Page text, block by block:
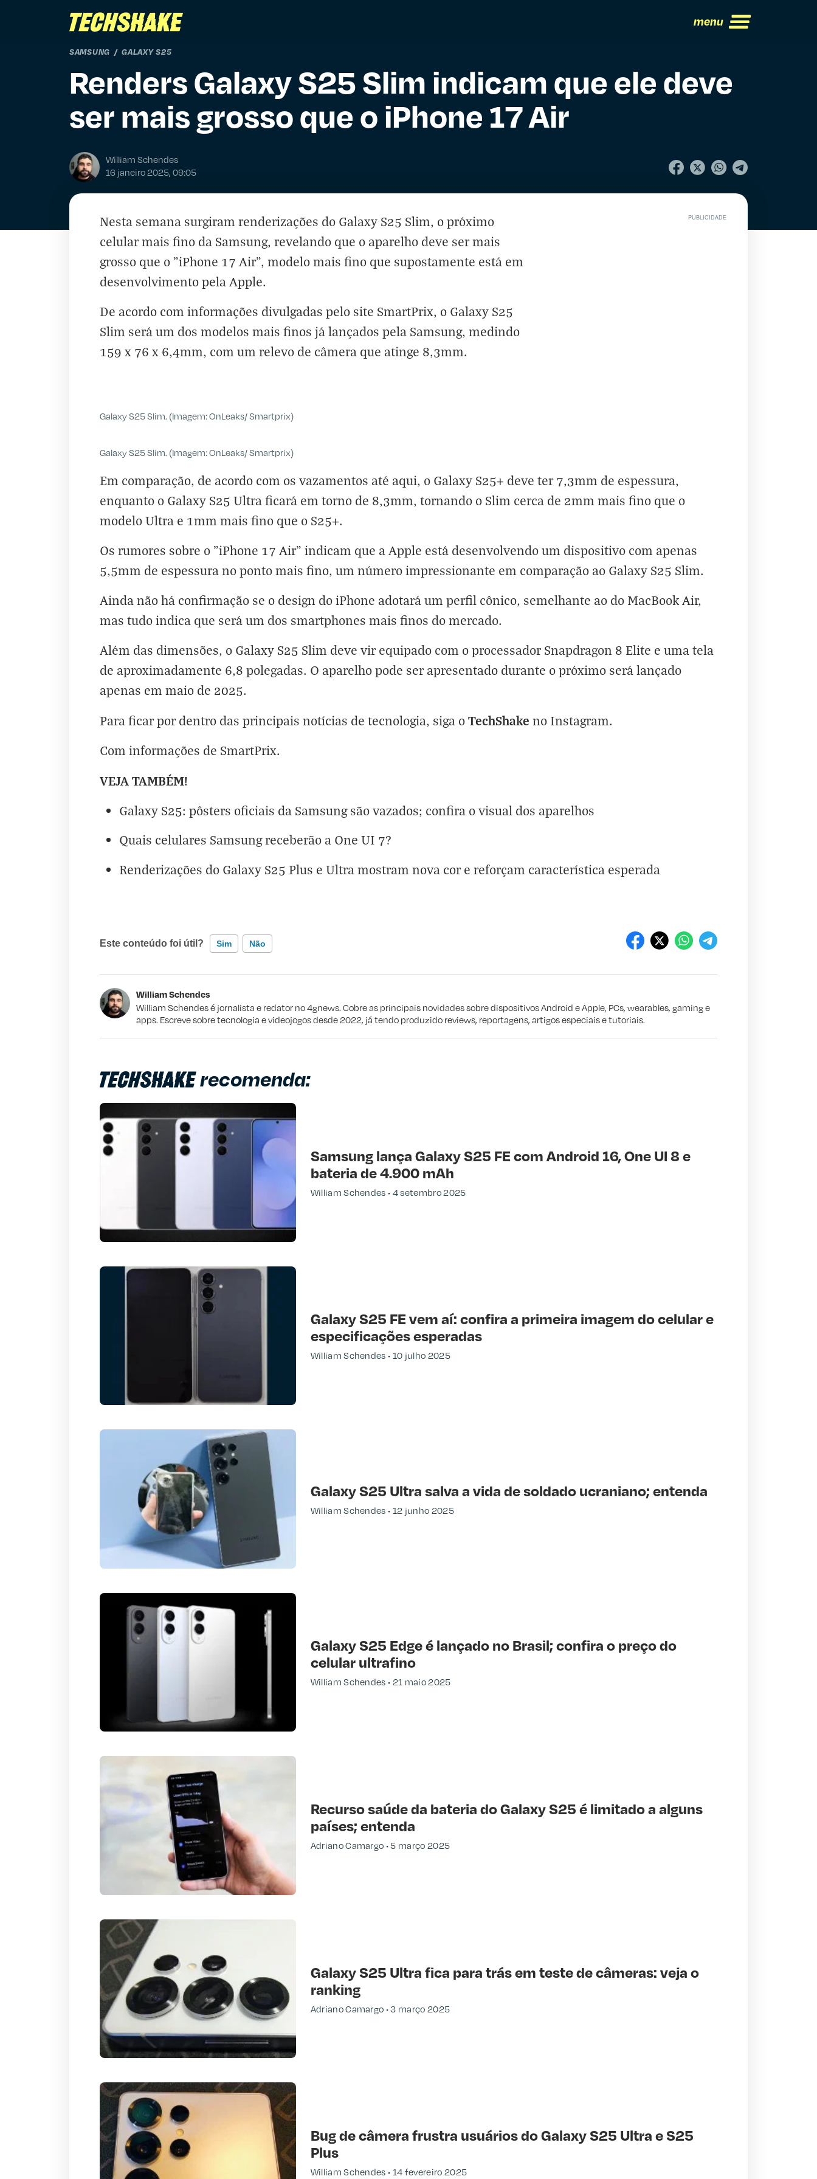
menu
SAMSUNG GALAXY S25
Renders Galaxy S25 Slim indicam que ele deve
ser mais grosso que o iPhone 17 Air
William Schendes
16 janeiro 2025, 09:05
Nesta semana surgiram renderizações do Galaxy S25 Slim, o próximo
celular mais fino da Samsung, revelando que o aparelho deve ser mais
grosso que o "iPhone 17 Air", modelo mais fino que supostamente está em
desenvolvimento pela Apple.
De acordo com informações divulgadas pelo site SmartPrix, o Galaxy S25
Slim será um dos modelos mais finos já lançados pela Samsung, medindo
159 x 76 x 6,4mm, com um relevo de câmera que atinge 8,3mm.
Galaxy S25 Slim. (Imagem: OnLeaks/ Smartprix)
Galaxy S25 Slim. (Imagem: OnLeaks/ Smartprix)
Em comparação, de acordo com os vazamentos até aqui, o Galaxy S25+ deve ter 7,3mm de espessura,
enquanto o Galaxy S25 Ultra ficará em torno de 8,3mm, tornando o Slim cerca de 2mm mais fino que o
modelo Ultra e 1mm mais fino que o S25+.
Os rumores sobre o "iPhone 17 Air" indicam que a Apple está desenvolvendo um dispositivo com apenas
5,5mm de espessura no ponto mais fino, um número impressionante em comparação ao Galaxy S25 Slim.
Ainda não há confirmação se o design do iPhone adotará um perfil cônico, semelhante ao do MacBook Air,
mas tudo indica que será um dos smartphones mais finos do mercado.
Além das dimensões, o Galaxy S25 Slim deve vir equipado com o processador Snapdragon 8 Elite e uma tela
de aproximadamente 6,8 polegadas. O aparelho pode ser apresentado durante o próximo será lançado
apenas em maio de 2025.
Para ficar por dentro das principais notícias de tecnologia, siga oTechShake no Instagram.
Com informações de SmartPrix.
VEJA TAMBÉM!
Galaxy S25: pôsters oficiais da Samsung são vazados; confira o visual dos aparelhos
Quais celulares Samsung receberão a One UI 7?
Renderizações do Galaxy S25 Plus e Ultra mostram nova cor e reforçam característica esperada
Este conteúdo foi útil? Sim Não
Este conteúdo não tem a informação que procuro
William Schendes
William Schendes é jornalista e redator no 4gnews. Cobre as principais novidades sobre dispositivos Android e Apple, PCs, wearables, gaming e
apps. Escreve sobre tecnologia e videojogos desde 2022, já tendo produzido reviews, reportagens, artigos especiais e tutoriais.
recomenda:
Samsung lança Galaxy S25 FE com Android 16, One UI 8 e
bateria de 4.900 mAh
William Schendes 4 setembro 2025
Galaxy S25 FE vem aí: confira a primeira imagem do celular e
especificações esperadas
William Schendes 10 julho 2025
Galaxy S25 Ultra salva a vida de soldado ucraniano; entenda
William Schendes 12 junho 2025
Galaxy S25 Edge é lançado no Brasil; confira o preço do
celular ultrafino
William Schendes 21 maio 2025
Recurso saúde da bateria do Galaxy S25 é limitado a alguns
países; entenda
Adriano Camargo 5 março 2025
Galaxy S25 Ultra fica para trás em teste de câmeras: veja o
ranking
Adriano Camargo 3 março 2025
Bug de câmera frustra usuários do Galaxy S25 Ultra e S25
Plus
William Schendes 14 fevereiro 2025